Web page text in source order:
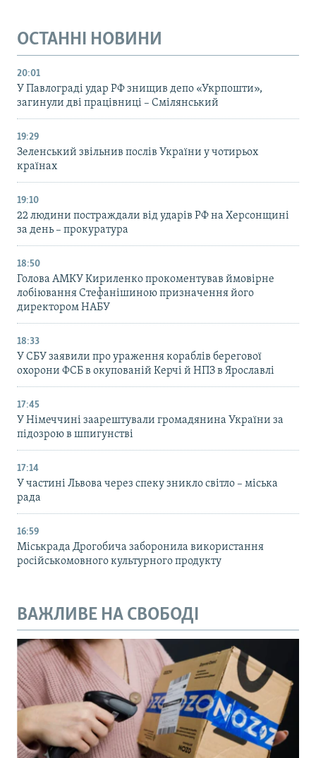
ОСТАННІ НОВИНИ
20:01
У Павлограді удар РФ знищив депо «Укрпошти»,
загинули дві працівниці – Смілянський
19:29
Зеленський звільнив послів України у чотирьох
країнах
19:10
22 людини постраждали від ударів РФ на Херсонщині
за день – прокуратура
18:50
Голова АМКУ Кириленко прокоментував ймовірне
лобіювання Стефанішиною призначення його
директором НАБУ
18:33
У СБУ заявили про ураження кораблів берегової
охорони ФСБ в окупованій Керчі й НПЗ в Ярославлі
17:45
У Німеччині заарештували громадянина України за
підозрою в шпигунстві
17:14
У частині Львова через спеку зникло світло – міська
рада
16:59
Міськрада Дрогобича заборонила використання
російськомовного культурного продукту
ВАЖЛИВЕ НА СВОБОДІ